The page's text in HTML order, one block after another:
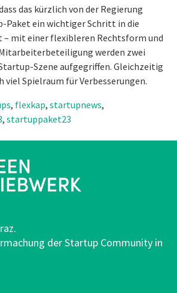
das kürzlich von der Regierung
ein wichtiger Schritt in die
mit einer flexibleren Rechtsform und
werden zwei
Szene aufgegriffen. Gleichzeitig
Spielraum für Verbesserungen.
, flexkap, startupnews,
, startuppaket23
der Startup Community in